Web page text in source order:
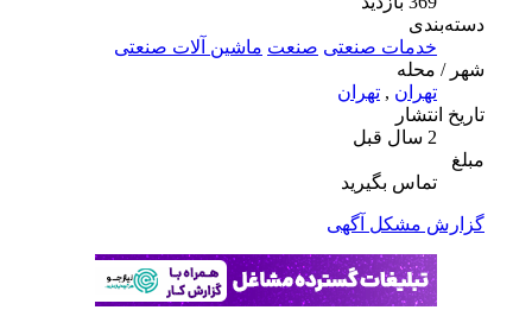
دسته‌بندی
خدمات صنعتی صنعت ماشین آلات صنعتی
شهر / محله
تهران,تهران
تاریخ انتشار
تماس بگیرید
گزارش مشکل آگهی